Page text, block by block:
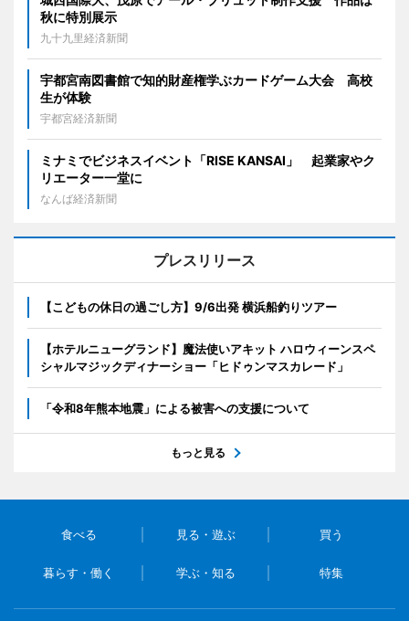
秋に特別展示
九十九里経済新聞
宇都宮南図書館で知的財産権学ぶカードゲーム大会 高校
生が体験
宇都宮経済新聞
ミナミでビジネスイベント「RISE KANSAI」 起業家やク
リエーター一堂に
なんば経済新聞
プレスリリース
【こどもの休日の過ごし方】9/6出発 横浜船釣りツアー
【ホテルニューグランド】魔法使いアキット ハロウィーンスペ
シャルマジックディナーショー「ヒドゥンマスカレード」
「令和8年熊本地震」による被害への支援について
もっと見る
食べる 見る・遊ぶ 買う
暮らす・働く 学ぶ・知る 特集